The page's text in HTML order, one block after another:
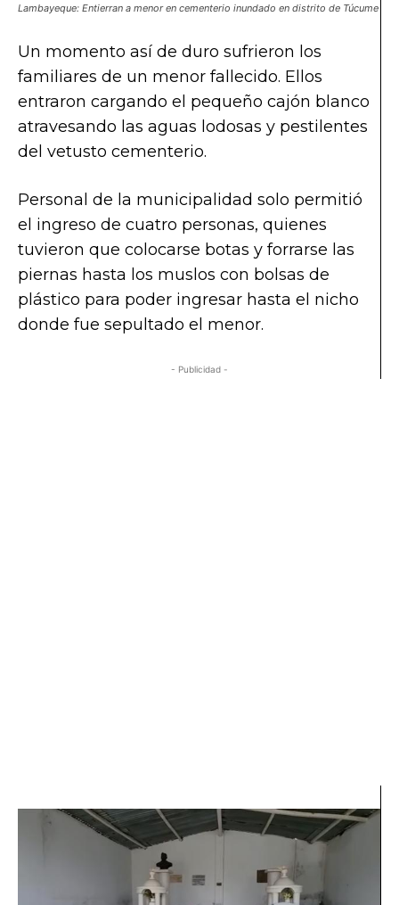
Lambayeque: Entierran a menor en cementerio inundado en distrito de Túcume
Un momento así de duro sufrieron los
familiares de un menor fallecido. Ellos
entraron cargando el pequeño cajón blanco
atravesando las aguas lodosas y pestilentes
del vetusto cementerio.
Personal de la municipalidad solo permitió
el ingreso de cuatro personas, quienes
tuvieron que colocarse botas y forrarse las
piernas hasta los muslos con bolsas de
plástico para poder ingresar hasta el nicho
donde fue sepultado el menor.
- Publicidad -